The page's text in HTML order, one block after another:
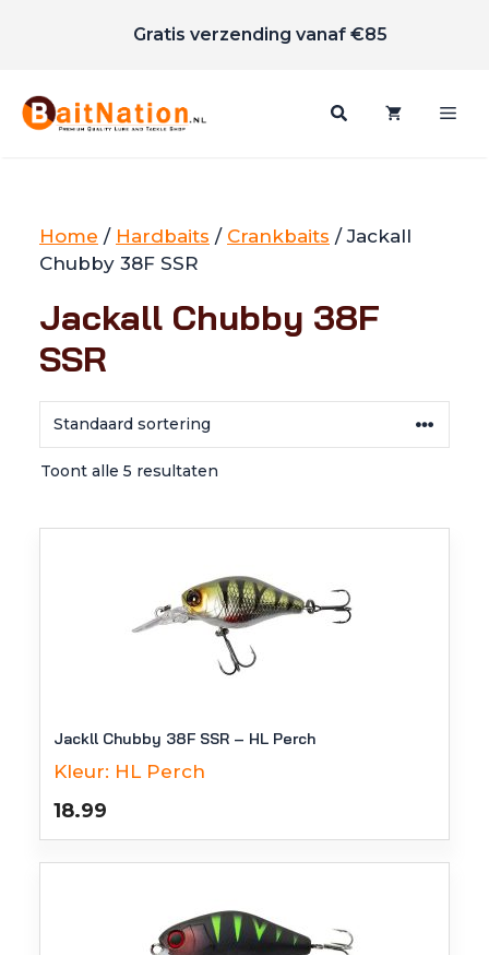
inhoud
Gratis verzending vanaf €85
Home / Hardbaits / Crankbaits / Jackall
Chubby 38F SSR
Jackall Chubby 38F
SSR
Toont alle 5 resultaten
Jackll Chubby 38F SSR – HL Perch
Kleur: HL Perch
18.99